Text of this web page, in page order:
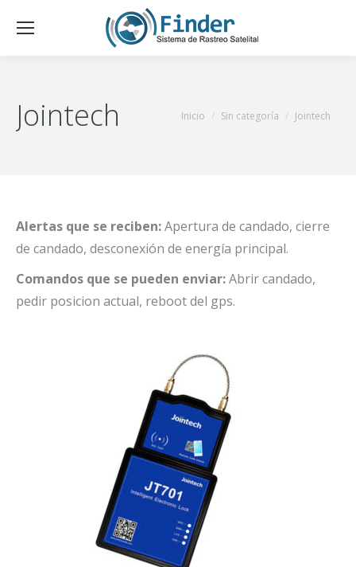
Jointech Estás aquí:
Inicio Sin categoría Jointech
Alertas que se reciben:Apertura de candado, cierre
de candado, desconexión de energía principal.
Comandos que se pueden enviar:Abrir candado,
pedir posicion actual, reboot del gps.